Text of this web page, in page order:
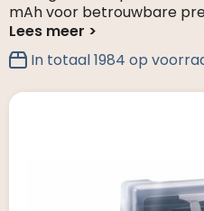
Schrijfwaren
Elektronica & gadgets
Kantoorartikelen
mAh voor betrouwbare
In totaal1984 op